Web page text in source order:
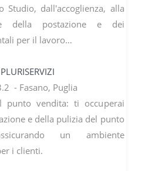
Studio, dall'accoglienza, alla
della postazione e dei
per il lavoro…
- Fasano, Puglia
punto vendita: ti occuperai
e della pulizia del punto
un ambiente
i clienti.